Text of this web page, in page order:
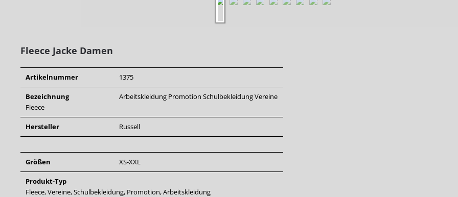
Fleece Jacke Damen
Artikelnummer 1375
Bezeichnung Arbeitskleidung Promotion SchulbekleidungVereine
Fleece
Hersteller Russell
Größen XS-XXL
Produkt-Typ
Fleece, Vereine, Schulbekleidung, Promotion, Arbeitskleidung